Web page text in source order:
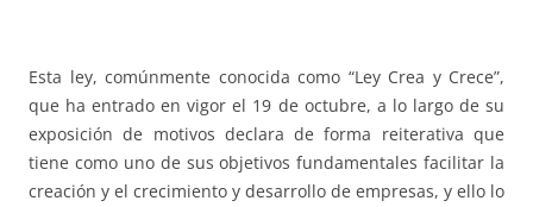
Esta ley, comúnmente conocida como “Ley Crea y Crece”,
que ha entrado en vigor el 19 de octubre, a lo largo de su
exposición de motivos declara de forma reiterativa que
tiene como uno de sus objetivos fundamentales facilitar la
creación y el crecimiento y desarrollo de empresas, y ello lo